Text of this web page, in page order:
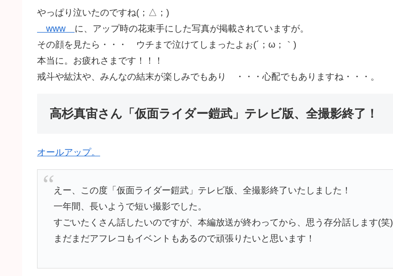
やっぱり泣いたのですね(；△；)
www に、アップ時の花束手にした写真が掲載されていますが。
その顔を見たら・・・ ウチまで泣けてしまったよぉ(´；ω；｀)
本当に。お疲れさまです！！！
戒斗や紘汰や、みんなの結末が楽しみでもあり ・・・心配でもありますね・・・。
高杉真宙さん「仮面ライダー鎧武」テレビ版、全撮影終了！
オールアップ。
えー、この度「仮面ライダー鎧武」テレビ版、全撮影終了いたしました！
一年間、長いようで短い撮影でした。
すごいたくさん話したいのですが、本編放送が終わってから、思う存分話します(笑)
まだまだアフレコもイベントもあるので頑張りたいと思います！